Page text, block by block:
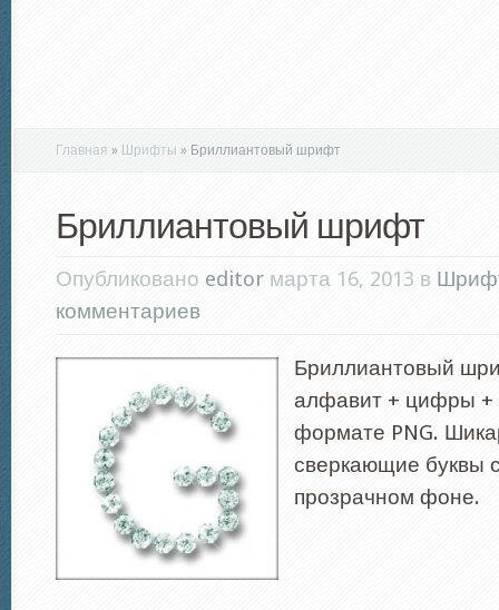
Главная » Шрифты » Бриллиантовый шрифт
Бриллиантовый шрифт
Опубликовано editor марта 16, 2013 в
комментариев
Бриллиантовый
алфавит + цифры +
формате PNG.
сверкающие буквы
прозрачном фоне.